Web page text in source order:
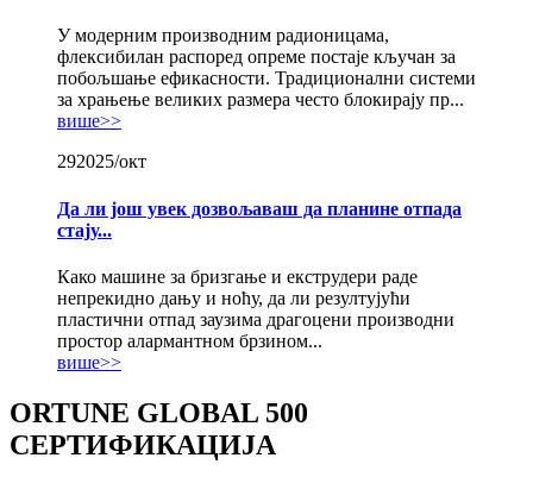
У модерним производним радионицама,
флексибилан распоред опреме постаје кључан за
побољшање ефикасности. Традиционални системи
за храњење великих размера често блокирају пр...
више>>
292025/окт
Да ли још увек дозвољаваш да планине отпада
стају...
Како машине за бризгање и екструдери раде
непрекидно дању и ноћу, да ли резултујући
пластични отпад заузима драгоцени производни
простор алармантном брзином...
више>>
ORTUNE GLOBAL 500
СЕРТИФИКАЦИЈА